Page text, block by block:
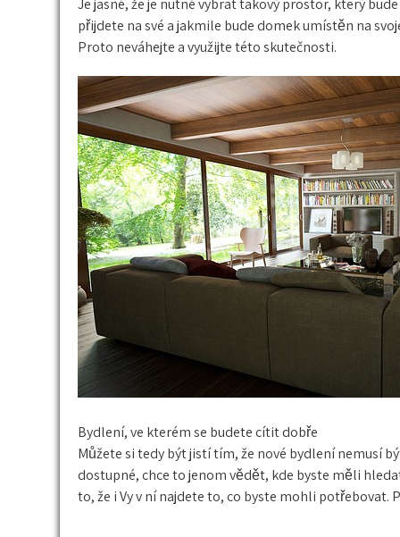
Je jasné, že je nutné vybrat takový prostor, který
přijdete na své a jakmile bude domek umístěn na
Proto neváhejte a využijte této skutečnosti.
Bydlení, ve kterém se budete cítit dobře
Můžete si tedy být jistí tím, že nové bydlení nemusí
dostupné, chce to jenom vědět, kde byste měli
to, že i Vy v ní najdete to, co byste mohli potřebovat.